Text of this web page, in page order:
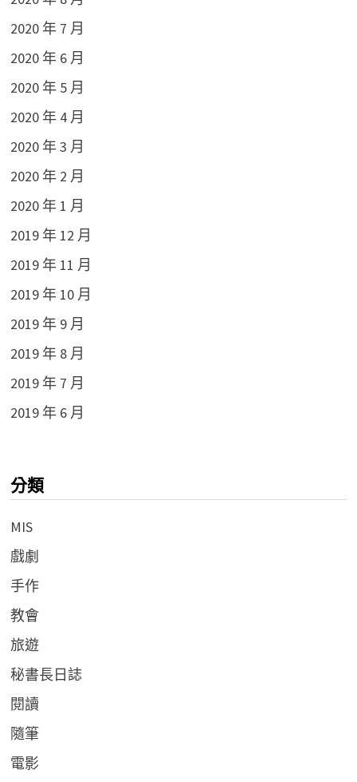
2020 年 7 月
2020 年 6 月
2020 年 5 月
2020 年 4 月
2020 年 3 月
2020 年 2 月
2020 年 1 月
2019 年 12 月
2019 年 11 月
2019 年 10 月
2019 年 9 月
2019 年 8 月
2019 年 7 月
2019 年 6 月
分類
MIS
戲劇
手作
教會
旅遊
秘書長日誌
閱讀
隨筆
電影